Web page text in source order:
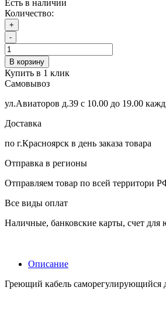
Есть в наличии
Количество:
+
-
В корзину
Купить в 1 клик
Самовывоз
ул.Авиаторов д.39 с 10.00 до 19.00
Доставка
по г.Красноярск в день заказа товара
Отправка в регионы
Отправляем товар по всей территори
Все виды оплат
Наличные, банковские карты, счет для
Описание
Греющий кабель саморегулирующийся